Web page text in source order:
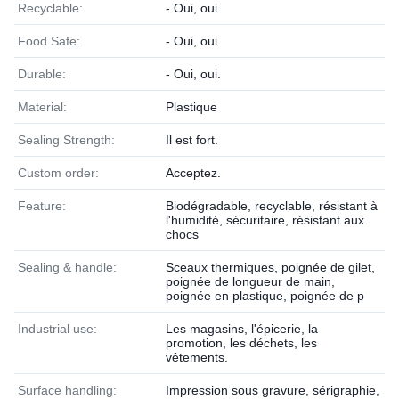
Recyclable: - Oui, oui.
Food Safe: - Oui, oui.
Durable: - Oui, oui.
Material: Plastique
Sealing Strength: Il est fort.
Custom order: Acceptez.
Feature:
Biodégradable, recyclable, résistant à
l'humidité, sécuritaire, résistant aux
chocs
Sealing & handle:
Sceaux thermiques, poignée de gilet,
poignée de longueur de main,
poignée en plastique, poignée de p
Industrial use:
Les magasins, l'épicerie, la
promotion, les déchets, les
vêtements.
Surface handling:
Impression sous gravure, sérigraphie,